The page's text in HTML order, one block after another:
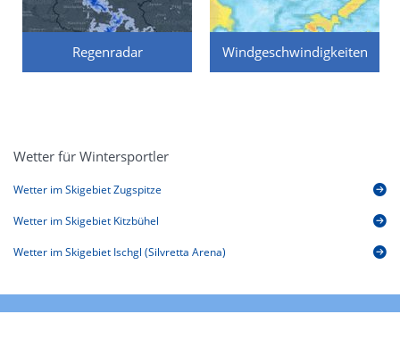
Regenradar Windgeschwindigkeiten
Wetter für Wintersportler
Wetter im Skigebiet Zugspitze
Wetter im Skigebiet Kitzbühel
Wetter im Skigebiet Ischgl (Silvretta Arena)